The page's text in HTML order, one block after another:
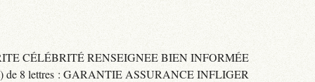
CÉLÉBRITÉ RENSEIGNEE BIEN INFORMÉE
8 lettres : GARANTIE ASSURANCE INFLIGER